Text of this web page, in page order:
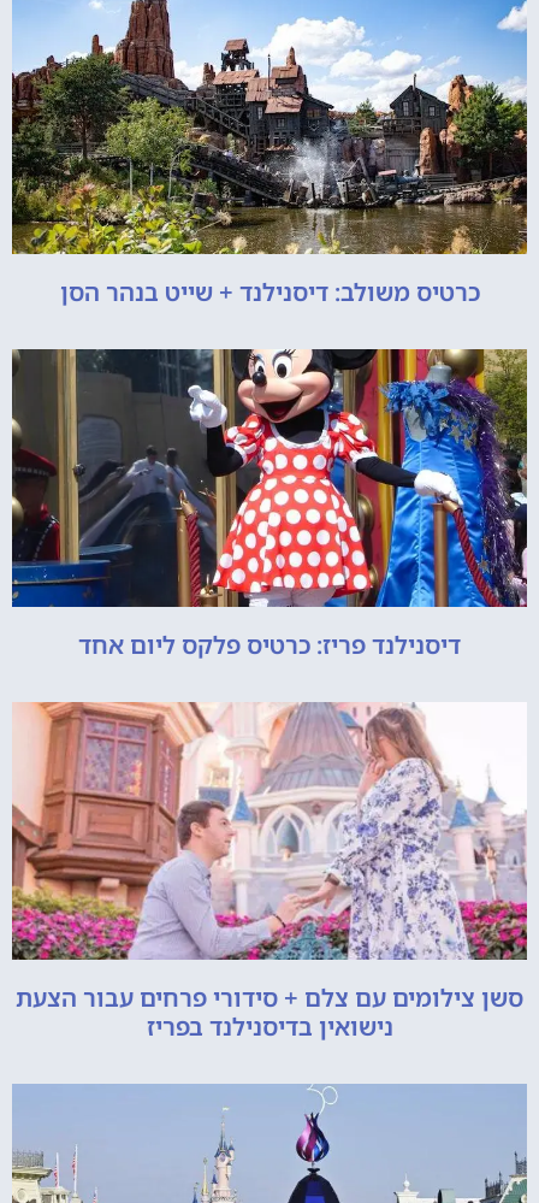
כרטיס משולב: דיסנילנד + שייט בנהר הסן
דיסנילנד פריז: כרטיס פלקס ליום אחד
סשן צילומים עם צלם + סידורי פרחים עבור הצעת
נישואין בדיסנילנד בפריז